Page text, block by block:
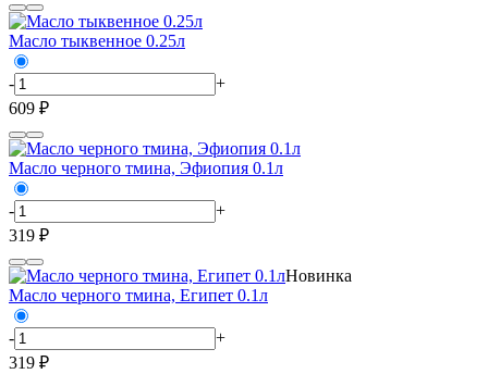
Масло тыквенное 0.25л
-
+
609 ₽
Масло черного тмина, Эфиопия 0.1л
-
+
319 ₽
Новинка
Масло черного тмина, Египет 0.1л
-
+
319 ₽